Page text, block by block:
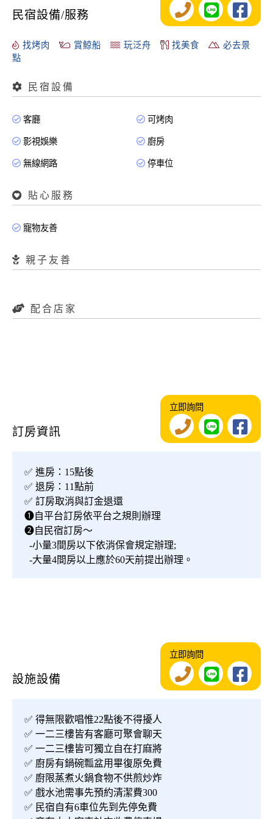
民宿設備/服務
找烤肉 賞鯨船 玩泛舟 找美食
必去景
點
民宿設備
客廳 可烤肉
影視娛樂 廚房
無線網路 停車位
貼心服務
寵物友善
親子友善
配合店家
訂房資訊
立即詢問
✅ 進房：15點後
✅ 退房：11點前
✅ 訂房取消與訂金退還
❶自平台訂房依平台之規則辦理
❷自民宿訂房～
-小量3間房以下依消保會規定辦理;
-大量4間房以上應於60天前提出辦理。
設施設備
立即詢問
✅ 得無限歡唱惟22點後不得擾人
✅ 一二三樓皆有客廳可聚會聊天
✅ 一二三樓皆可獨立自在打麻將
✅ 廚房有鍋碗瓢盆用畢復原免費
✅ 廚限蒸煮火鍋食物不供煎炒炸
✅ 戲水池需事先預約清潔費300
✅ 民宿自有6車位先到先停免費